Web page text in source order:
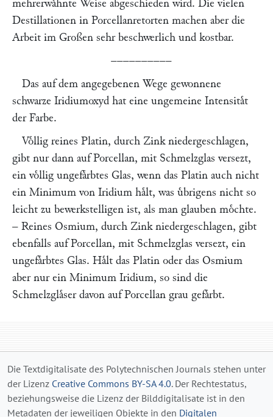
mehrerwaͤhnte Weise abgeschieden wird. Die vielen
Destillationen in Porcellanretorten machen aber die
Arbeit im Großen sehr beschwerlich und kostbar.
––––––––––
Das auf dem angegebenen Wege gewonnene
schwarze Iridiumoxyd hat eine ungemeine Intensitaͤt
der Farbe.
Voͤllig reines Platin, durch Zink niedergeschlagen,
gibt nur dann auf Porcellan, mit Schmelzglas versezt,
ein voͤllig ungefaͤrbtes Glas, wenn das Platin auch nicht
ein Minimum von Iridium haͤlt, was uͤbrigens nicht so
leicht zu bewerkstelligen ist, als man glauben moͤchte.
– Reines Osmium, durch Zink niedergeschlagen, gibt
ebenfalls auf Porcellan, mit Schmelzglas versezt, ein
ungefaͤrbtes Glas. Haͤlt das Platin oder das Osmium
aber nur ein Minimum Iridium, so sind die
Schmelzglaͤser davon auf Porcellan grau gefaͤrbt.
Die Textdigitalisate des Polytechnischen Journals stehen unter
der Lizenz Creative Commons BY-SA 4.0. Der Rechtestatus,
beziehungsweise die Lizenz der Bilddigitalisate ist in den
Metadaten der jeweiligen Objekte in den Digitalen